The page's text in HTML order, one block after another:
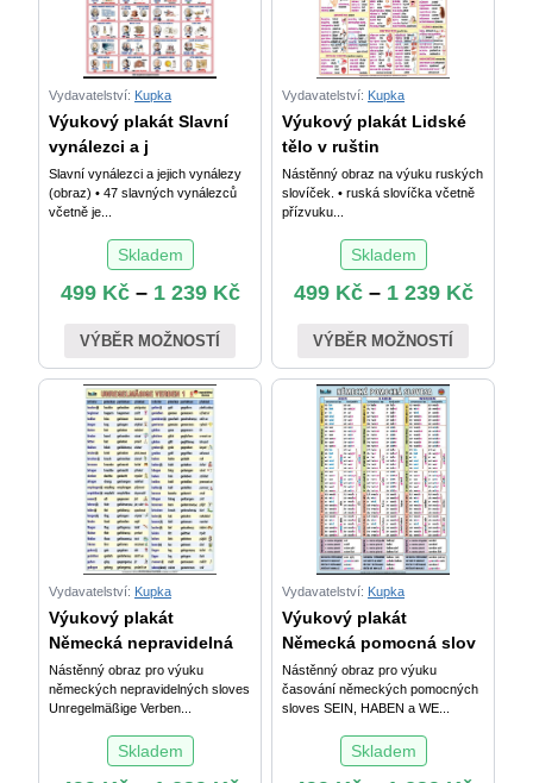
Vydavatelství: Kupka
Výukový plakát Slavní
vynálezci a j
Slavní vynálezci a jejich vynálezy
(obraz) • 47 slavných vynálezců
včetně je...
Skladem
499 Kč– 1 239 Kč
VÝBĚR MOŽNOSTÍ
Vydavatelství: Kupka
Výukový plakát Lidské
tělo v ruštin
Nástěnný obraz na výuku ruských
slovíček. • ruská slovíčka včetně
přízvuku...
Skladem
499 Kč– 1 239 Kč
VÝBĚR MOŽNOSTÍ
Vydavatelství: Kupka
Výukový plakát
Německá nepravidelná
Nástěnný obraz pro výuku
německých nepravidelných sloves
Unregelmäßige Verben...
Skladem
Vydavatelství: Kupka
Výukový plakát
Německá pomocná slov
Nástěnný obraz pro výuku
časování německých pomocných
sloves SEIN, HABEN a WE...
Skladem